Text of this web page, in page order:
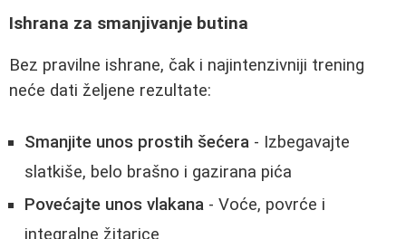
Ishrana za smanjivanje butina
Bez pravilne ishrane, čak i najintenzivniji trening
neće dati željene rezultate:
Smanjite unos prostih šećera - Izbegavajte
slatkiše, belo brašno i gazirana pića
Povećajte unos vlakana - Voće, povrće i
integralne žitarice